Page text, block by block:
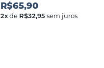
R$65,90
2xde R$32,95sem juros